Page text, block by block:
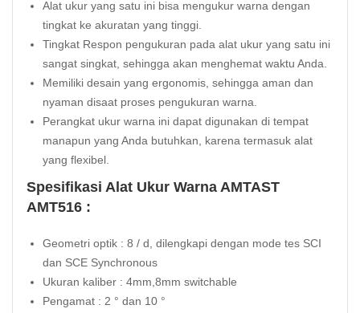
Alat ukur yang satu ini bisa mengukur warna dengan
tingkat ke akuratan yang tinggi.
Tingkat Respon pengukuran pada alat ukur yang satu ini
sangat singkat, sehingga akan menghemat waktu Anda.
Memiliki desain yang ergonomis, sehingga aman dan
nyaman disaat proses pengukuran warna.
Perangkat ukur warna ini dapat digunakan di tempat
manapun yang Anda butuhkan, karena termasuk alat
yang flexibel.
Spesifikasi Alat Ukur Warna AMTAST
AMT516 :
Geometri optik : 8 / d, dilengkapi dengan mode tes SCI
dan SCE Synchronous
Ukuran kaliber : 4mm,8mm switchable
Pengamat : 2 ° dan 10 °